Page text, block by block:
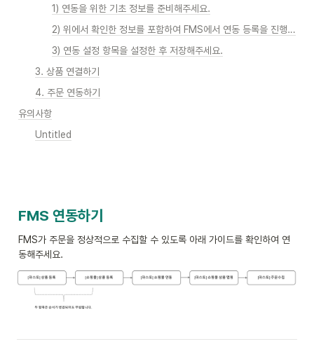
1) 연동을 위한 기초 정보를 준비해주세요.
2) 위에서 확인한 정보를 포함하여 FMS에서 연동 등록을 진행해주세요.
3) 연동 설정 항목을 설정한 후 저장해주세요.
3. 상품 연결하기
4. 주문 연동하기
유의사항
Untitled
FMS 연동하기
FMS가 주문을 정상적으로 수집할 수 있도록 아래 가이드를 확인하여 연
동해주세요.